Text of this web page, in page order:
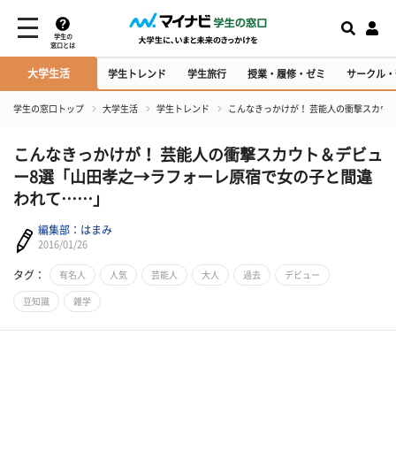
学生の
窓口とは
大学生活 学生トレンド 学生旅行 授業・履修・ゼミ サークル
学生の窓口トップ 大学生活 学生トレンド こんなきっかけが！ 芸能人の衝撃スカ
こんなきっかけが！ 芸能人の衝撃スカウト＆デビュ
ー8選「山田孝之→ラフォーレ原宿で女の子と間違
われて……」
編集部：はまみ
2016/01/26
タグ： 有名人 人気 芸能人 大人 過去 デビュー
豆知識 雑学